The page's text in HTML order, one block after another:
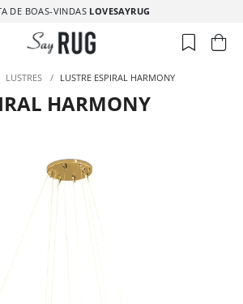
DE BOAS-VINDAS LOVESAYRUG
LUSTRES / LUSTRE ESPIRAL HARMONY
HARMONY